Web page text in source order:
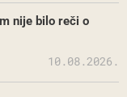
nije bilo reči o
10.08.2026.